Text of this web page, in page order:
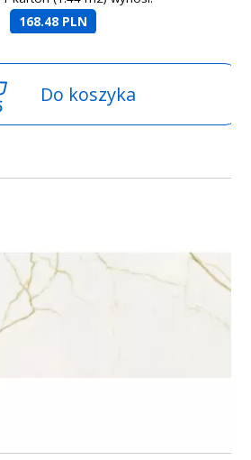
168.48 PLN
Do koszyka